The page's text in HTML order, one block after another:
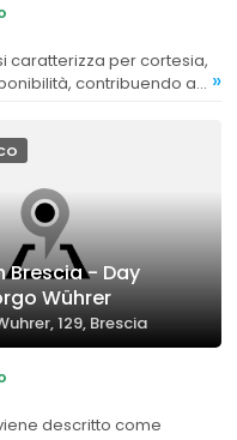
contribuendo a
»
Brescia - Day
Wührer
129, Brescia